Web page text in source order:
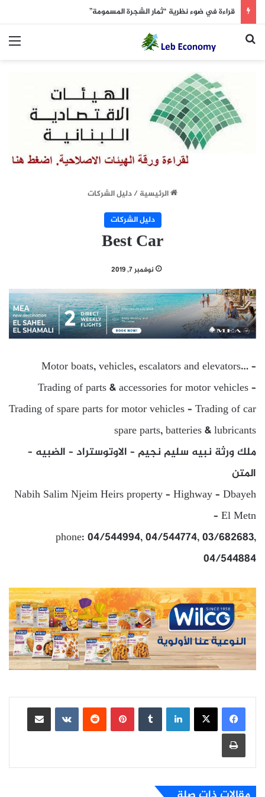
قراءة في ضوء نظرية “ثمار الشجرة المسمومة”
بحث عن
الرئيسية/دليل الشركات
دليل الشركات
Best Car
نوفمبر 7, 2019
Motor boats, vehicles, escalators and elevators… –
Trading of parts & accessories for motor vehicles –
Trading of spare parts for motor vehicles – Trading of car
spare parts, batteries & lubricants
ملك ورثة نبيه سليم نجيم – الاوتوستراد – الضبيه –
المتن
Nabih Salim Njeim Heirs property – Highway – Dbayeh
– El Metn
phone: 04/544994, 04/544774, 03/682683,
04/544884
لينكدإن بينتيريست
مشاركة عبر البريد
طباعة